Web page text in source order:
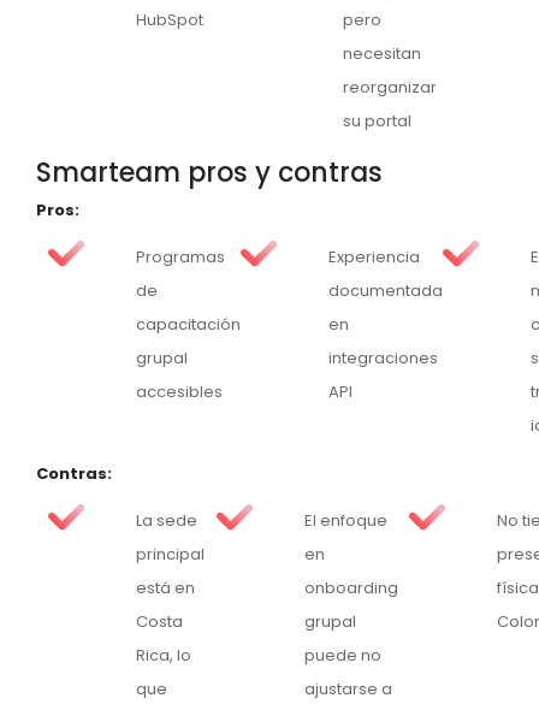
HubSpot
pero
necesitan
reorganizar
su portal
Smarteam pros y contras
Pros:
Programas
de
capacitación
grupal
accesibles
Experiencia
documentada
en
integraciones
API
Contras:
La sede
principal
está en
Costa
Rica, lo
que
El enfoque
en
onboarding
grupal
puede no
ajustarse a
No